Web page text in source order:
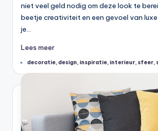
niet veel geld nodig om deze look te
beetje creativiteit en een gevoel van
je…
Lees meer
Tags:decoratie, design, inspiratie, interieur, sfeer,